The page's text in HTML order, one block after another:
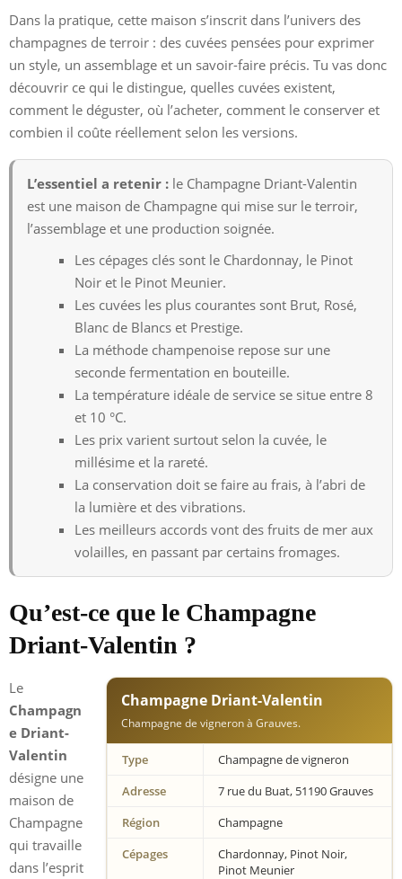
Dans la pratique, cette maison s’inscrit dans l’univers des
champagnes de terroir : des cuvées pensées pour exprimer
un style, un assemblage et un savoir-faire précis. Tu vas donc
découvrir ce qui le distingue, quelles cuvées existent,
comment le déguster, où l’acheter, comment le conserver et
combien il coûte réellement selon les versions.
L’essentiel a retenir : le Champagne Driant-Valentin
est une maison de Champagne qui mise sur le terroir,
l’assemblage et une production soignée.
Les cépages clés sont le Chardonnay, le Pinot
Noir et le Pinot Meunier.
Les cuvées les plus courantes sont Brut, Rosé,
Blanc de Blancs et Prestige.
La méthode champenoise repose sur une
seconde fermentation en bouteille.
La température idéale de service se situe entre 8
et 10 °C.
Les prix varient surtout selon la cuvée, le
millésime et la rareté.
La conservation doit se faire au frais, à l’abri de
la lumière et des vibrations.
Les meilleurs accords vont des fruits de mer aux
volailles, en passant par certains fromages.
Qu’est-ce que le Champagne
Driant-Valentin ?
Champagne Driant-Valentin
Champagne de vigneron à Grauves.
Type
Champagne de vigneron
Adresse
7 rue du Buat, 51190 Grauves
Région
Champagne
Cépages
Chardonnay, Pinot Noir,
Pinot Meunier
Le
Champagn
e Driant-
Valentin
désigne une
maison de
Champagne
qui travaille
dans l’esprit